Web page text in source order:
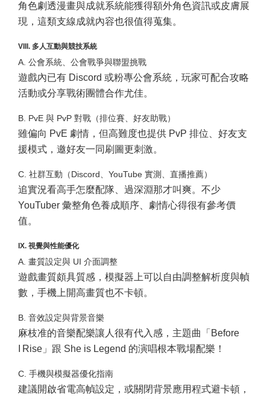
角色劇透漫畫與成就系統能獲得額外角色資訊或皮膚展
現，這類支線成就內容也很值得蒐集。
VIII. 多人互動與競技系統
A. 公會系統、公會戰爭與聯盟挑戰
遊戲內已有 Discord 或粉專公會系統，玩家可配合攻略
活動或分享戰術團體合作尤佳。
B. PvE 與 PvP 對戰（排位賽、好友助戰）
雖偏向 PvE 劇情，但高難度也提供 PvP 排位、好友支
援模式，邀好友一同刷圖更刺激。
C. 社群互動（Discord、YouTube 實測、直播推薦）
追實況看高手怎麼配隊、過深淵那才叫爽。不少
YouTuber 彙整角色養成順序、劇情心得很有參考價
值。
IX. 視覺與性能優化
A. 畫質設定與 UI 介面調整
遊戲畫質頗具質感，模擬器上可以自由調整解析度與幀
數，手機上開高畫質也不卡頓。
B. 音效設定與背景音樂
麻枝准的音樂配樂讓人很有代入感，主題曲「Before
I Rise」跟 She is Legend 的演唱根本戰場配樂！
C. 手機與模擬器優化指南
建議開啟省電高幀設定，或關閉背景應用程式避卡頓，